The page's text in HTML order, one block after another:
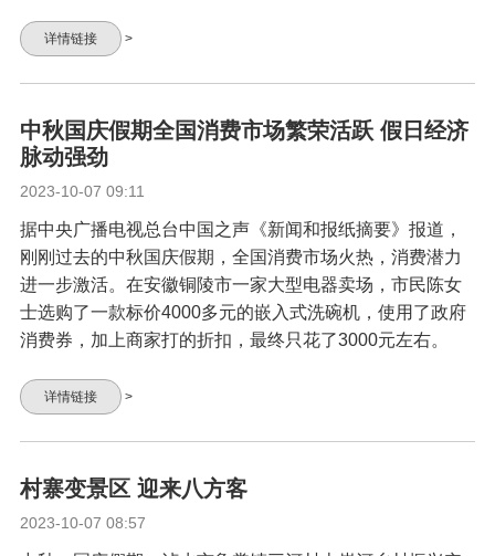
详情链接 >
中秋国庆假期全国消费市场繁荣活跃 假日经济
脉动强劲
2023-10-07 09:11
据中央广播电视总台中国之声《新闻和报纸摘要》报道，
刚刚过去的中秋国庆假期，全国消费市场火热，消费潜力
进一步激活。在安徽铜陵市一家大型电器卖场，市民陈女
士选购了一款标价4000多元的嵌入式洗碗机，使用了政府
消费券，加上商家打的折扣，最终只花了3000元左右。
详情链接 >
村寨变景区 迎来八方客
2023-10-07 08:57